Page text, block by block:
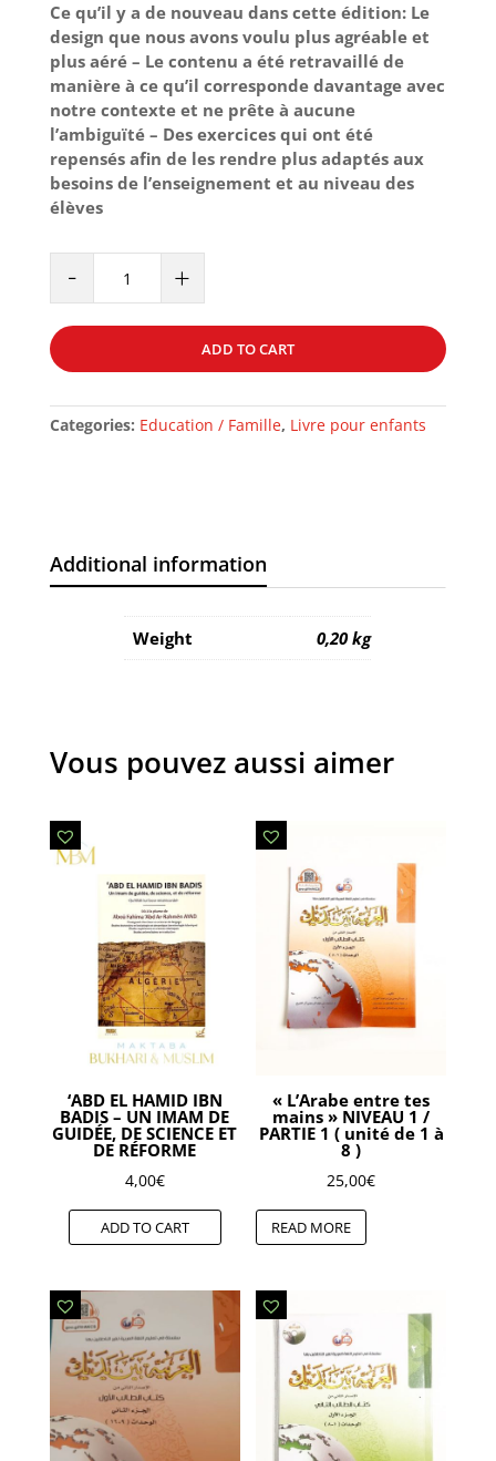
Ce qu’il y a de nouveau dans cette édition: Le
design que nous avons voulu plus agréable et
plus aéré – Le contenu a été retravaillé de
manière à ce qu’il corresponde davantage avec
notre contexte et ne prête à aucune
l’ambiguïté – Des exercices qui ont été
repensés afin de les rendre plus adaptés aux
besoins de l’enseignement et au niveau des
élèves
-
-
VOLUME
quantity
+
ADD TO CART
Categories: Education / Famille, Livre pour enfants
Additional information
Weight 0,20 kg
Vous pouvez aussi aimer
‘ABD EL HAMID IBN
BADIS – UN IMAM DE
GUIDÉE, DE SCIENCE ET
DE RÉFORME
4,00€
ADD TO CART
« L’Arabe entre tes
mains » NIVEAU 1 /
PARTIE 1 ( unité de 1 à
8 )
25,00€
READ MORE